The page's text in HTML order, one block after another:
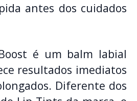
antes dos cuidados
é um balm labial
resultados imediatos
Diferente dos